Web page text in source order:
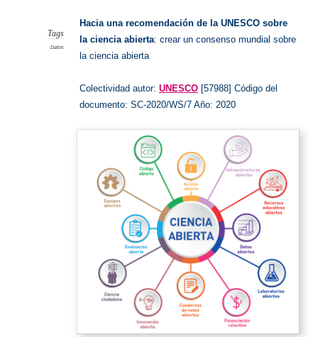
Tags
Datos
Hacia una recomendación de la UNESCO sobre
la ciencia abierta: crear un consenso mundial sobre
la ciencia abierta
Colectividad autor: UNESCO[57988] Código del
documento: SC-2020/WS/7 Año: 2020